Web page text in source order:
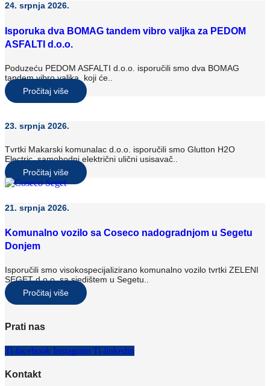
24. srpnja 2026.
Isporuka dva BOMAG tandem vibro valjka za PEDOM
ASFALTI d.o.o.
Poduzeću PEDOM ASFALTI d.o.o. isporučili smo dva BOMAG
tandem vibro valjka koji će..
Pročitaj više
23. srpnja 2026.
Tvrtki Makarski komunalac d.o.o. isporučili smo Glutton H2O
Electric, samohodni električni ulični usisavač..
Pročitaj više
21. srpnja 2026.
Komunalno vozilo sa Coseco nadogradnjom u Segetu
Donjem
Isporučili smo visokospecijalizirano komunalno vozilo tvrtki ZELENI
SEGET d.o.o. sa sjedištem u Segetu..
Pročitaj više
Prati nas
Ti-facebook Instagram Ti-linkedin
Kontakt